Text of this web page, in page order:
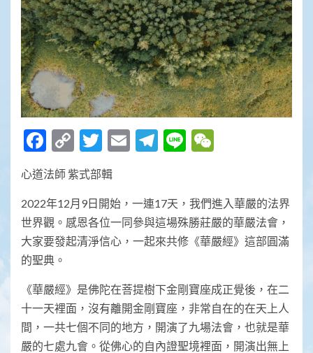
Facebook
Copy
Link
Twitter
EmailTelegram
Line
心道法師 紫式部輯
2022年12月9日開始，一連17天，我們進入華嚴的法界
世界觀。感恩各位一同參與這場殊勝莊嚴的華嚴法會，
大家要發起清淨信心，一起來共修《華嚴經》這部圓滿
的聖典。
《華嚴經》是佛陀在菩提樹下金剛寶座成正覺後，在二
十一天裡面，沒有離開金剛寶座，非常自在的在天上人
間，一共七個不同的地方，開演了九場法會，也就是華
嚴的七處九會。從佛心的自內證聖境裡面，開演出無上